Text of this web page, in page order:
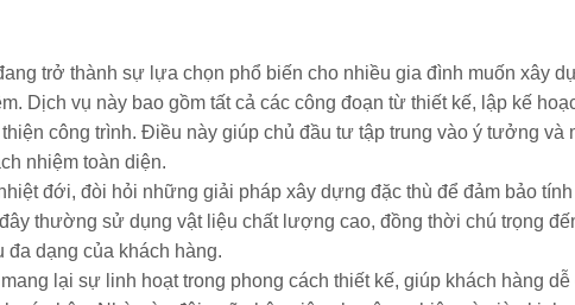
trở thành sự lựa chọn phổ biến cho nhiều gia đình muốn xây
Dịch vụ này bao gồm tất cả các công đoạn từ thiết kế, lập kế
công trình. Điều này giúp chủ đầu tư tập trung vào ý tưởng và
nhiệm toàn diện.
đới, đòi hỏi những giải pháp xây dựng đặc thù để đảm bảo tính
thường sử dụng vật liệu chất lượng cao, đồng thời chú trọng
đa dạng của khách hàng.
lại sự linh hoạt trong phong cách thiết kế, giúp khách hàng dễ